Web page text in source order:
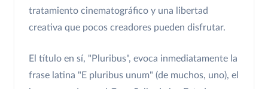
tratamiento cinematográfico y una libertad
creativa que pocos creadores pueden disfrutar.
El título en sí, "Pluribus", evoca inmediatamente la
frase latina "E pluribus unum" (de muchos, uno), el